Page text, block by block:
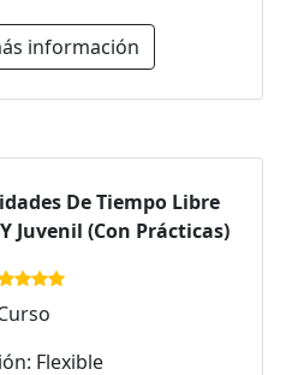
información
De Tiempo Libre
Juvenil (Con Prácticas)
Flexible